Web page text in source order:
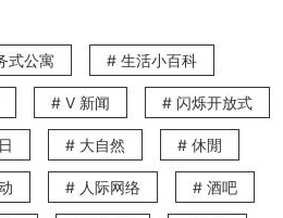
墅：步行约15分钟
日渔船云集，亦是舢板美食的发源地，驰名的
，这里亦是昔日富豪名流夜宴欢聚的好去处。如
卡地，尤其是堤坝一带，更是远眺维港景致的理
心出发，经告士打道小巷步行至码头，先于海旁
板船前往堤坝，感受香港独特的水上文化，更可
式公寓 # 生活小百科
# V 新闻 # 闪烁开放式
# 大自然 # 休閒
# 人际网络 # 酒吧